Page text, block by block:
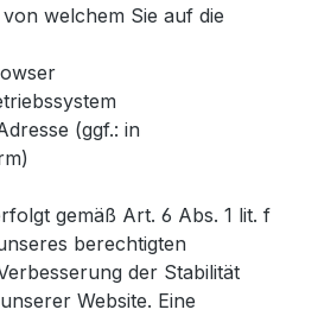
welchem Sie auf die
(ggf.: in
gemäß Art. 6 Abs. 1 lit. f
berechtigten
der Stabilität
Website. Eine